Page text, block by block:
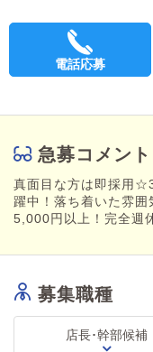
𐄙𐄁𐄙𐄁𐄙𐄁𐄙𐄁𐄙𐄁𐄙𐄁𐄙
船橋のナイトワークな
ンです。
用意しています。
アットホームな職場
長く務める社員も多く
仕事とプライベートの
電話応募
急募コメント
真面目な方は即採用
躍中！落ち着いた雰
5,000円以上！完全週
募集職種
店長･幹部候補